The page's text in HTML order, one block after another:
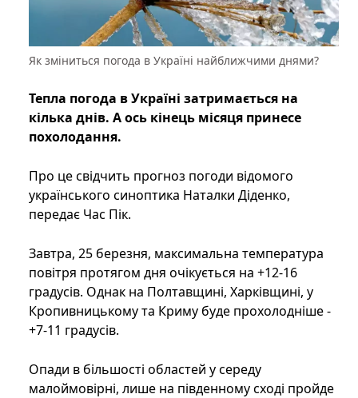
Як зміниться погода в Україні найближчими днями?
Тепла погода в Україні затримається на
кілька днів. А ось кінець місяця принесе
похолодання.
Про це свідчить прогноз погоди відомого
українського синоптика Наталки Діденко,
передає Час Пік.
Завтра, 25 березня, максимальна температура
повітря протягом дня очікується на +12-16
градусів. Однак на Полтавщині, Харківщині, у
Кропивницькому та Криму буде прохолодніше -
+7-11 градусів.
Опади в більшості областей у середу
малоймовірні, лише на південному сході пройде